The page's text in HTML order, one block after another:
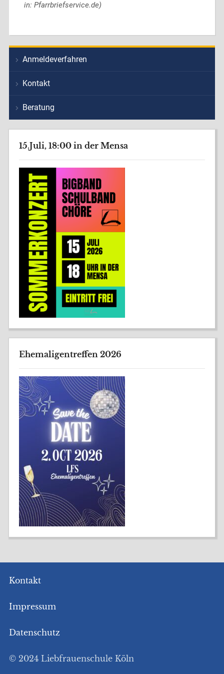
in: Pfarrbriefservice.de)
Anmeldeverfahren
Kontakt
Beratung
15.Juli, 18:00 in der Mensa
Ehemaligentreffen 2026
Kontakt
Impressum
Datenschutz
© 2024 Liebfrauenschule Köln